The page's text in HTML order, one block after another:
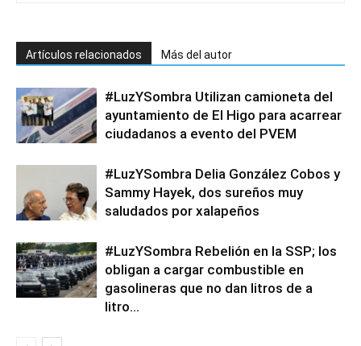
Artículos relacionados Más del autor
#LuzYSombra Utilizan camioneta del
ayuntamiento de El Higo para acarrear
ciudadanos a evento del PVEM
#LuzYSombra Delia González Cobos y
Sammy Hayek, dos sureños muy
saludados por xalapeños
#LuzYSombra Rebelión en la SSP; los
obligan a cargar combustible en
gasolineras que no dan litros de a
litro…